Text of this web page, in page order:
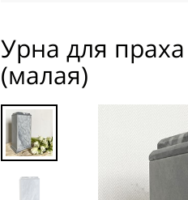
Урна для
(малая)